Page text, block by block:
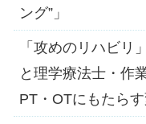
ング”」
「攻めのリハビリ
と理学療法士・作
PT・OTにもたら